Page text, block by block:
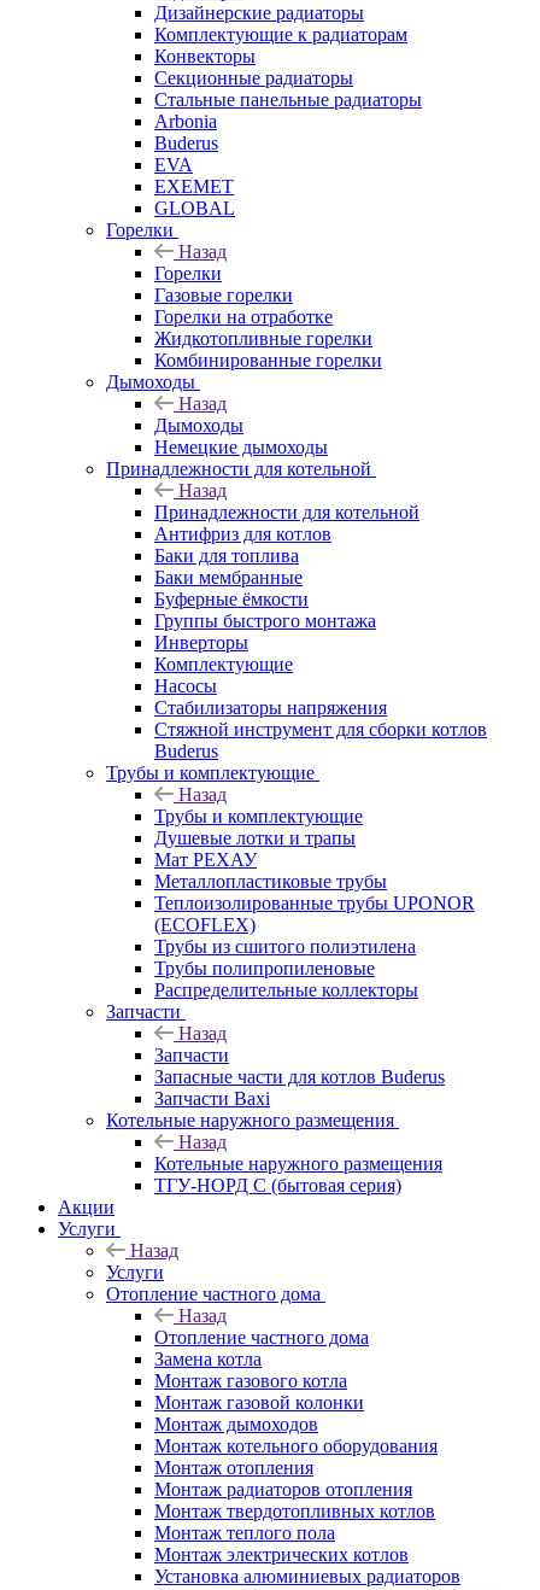
Дизайнерские радиаторы
Комплектующие к радиаторам
Конвекторы
Секционные радиаторы
Стальные панельные радиаторы
Arbonia
Buderus
EVA
EXEMET
GLOBAL
Горелки
Назад
Горелки
Газовые горелки
Горелки на отработке
Жидкотопливные горелки
Комбинированные горелки
Дымоходы
Назад
Дымоходы
Немецкие дымоходы
Принадлежности для котельной
Назад
Принадлежности для котельной
Антифриз для котлов
Баки для топлива
Баки мембранные
Буферные ёмкости
Группы быстрого монтажа
Инверторы
Комплектующие
Насосы
Стабилизаторы напряжения
Стяжной инструмент для сборки котлов
Buderus
Трубы и комплектующие
Назад
Трубы и комплектующие
Душевые лотки и трапы
Мат РЕХАУ
Металлопластиковые трубы
Теплоизолированные трубы UPONOR
(ECOFLEX)
Трубы из сшитого полиэтилена
Трубы полипропиленовые
Распределительные коллекторы
Запчасти
Назад
Запчасти
Запасные части для котлов Buderus
Запчасти Baxi
Котельные наружного размещения
Назад
Котельные наружного размещения
ТГУ-НОРД С (бытовая серия)
Акции
Услуги
Назад
Услуги
Отопление частного дома
Назад
Отопление частного дома
Замена котла
Монтаж газового котла
Монтаж газовой колонки
Монтаж дымоходов
Монтаж котельного оборудования
Монтаж отопления
Монтаж радиаторов отопления
Монтаж твердотопливных котлов
Монтаж теплого пола
Монтаж электрических котлов
Установка алюминиевых радиаторов